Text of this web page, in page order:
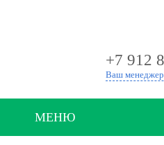
+7 912
Ваш менеджер
МЕНЮ